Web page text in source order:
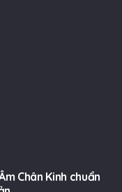
Chân Kinh chuẩn